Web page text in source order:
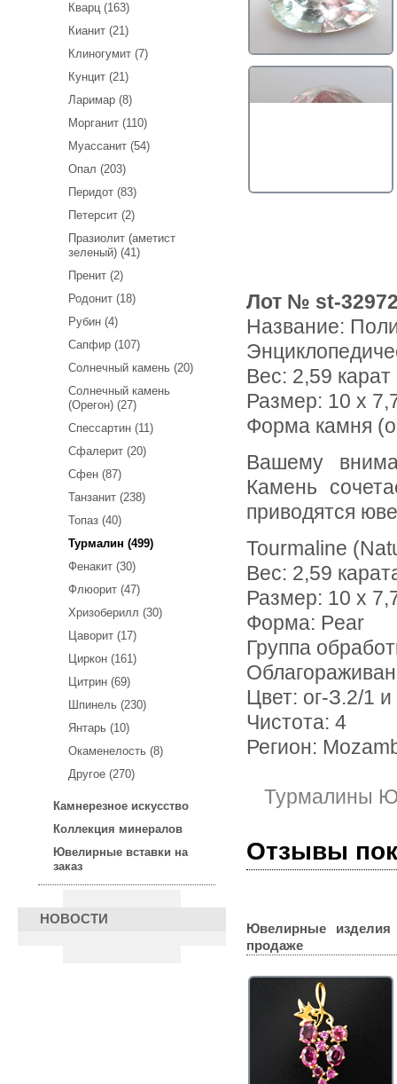
Кварц (163)
Кианит (21)
Клиногумит (7)
Кунцит (21)
Ларимар (8)
Морганит (110)
Муассанит (54)
Опал (203)
Перидот (83)
Петерсит (2)
Празиолит (аметист
зеленый) (41)
Пренит (2)
Родонит (18)
Рубин (4)
Сапфир (107)
Солнечный камень (20)
Солнечный камень
(Орегон) (27)
Спессартин (11)
Сфалерит (20)
Сфен (87)
Танзанит (238)
Топаз (40)
Турмалин (499)
Фенакит (30)
Флюорит (47)
Хризоберилл (30)
Цаворит (17)
Циркон (161)
Цитрин (69)
Шпинель (230)
Янтарь (10)
Окаменелость (8)
Другое (270)
Камнерезное искусство
Коллекция минералов
Ювелирные вставки на
заказ
НОВОСТИ
Лот № st-
Название:
Вес: 2,59 карат
Размер: 10 x
Форма камня
Вашему вниманию предлагается полихромный турмалинн!
Камень
приводятся
Tourmaline
Вес: 2,59
Размер: 10 х
Форма: Pear
Группа
Цвет: ог-З.2/1 и
Чистота: 4
Регион:
Турмалины
Отзывы
Ювелирные
продаже